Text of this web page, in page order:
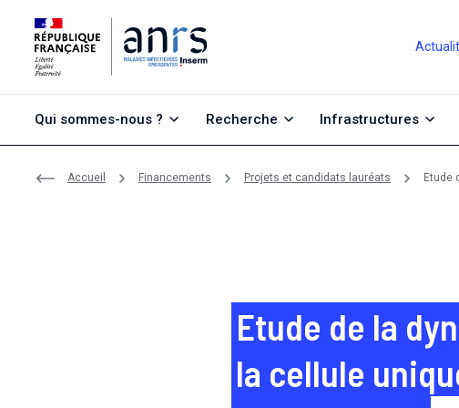
Qui sommes-nous ? Recherche Infrastructures
Accueil Financements Projets et candidats lauréats Etude
Etude de la
la cellule